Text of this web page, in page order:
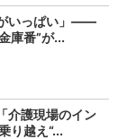
いっぱい」――
庫番”が...
介護現場のイン
り越え“...